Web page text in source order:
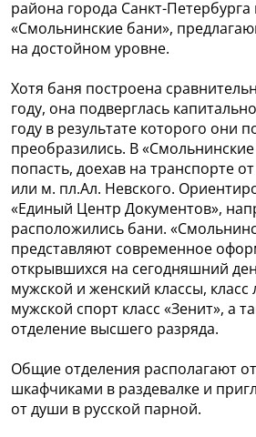
района города Санкт-
«Смольнинские бани»,
на достойном уровне.
Хотя баня построена
году, она подверглась
году в результате которого они
преобразились. В
попасть, доехав на транспорте
или м. пл.Ал. Невского.
«Единый Центр Документов»,
расположились бани.
представляют современное
открывшихся на сегодняшний
мужской и женский классы,
мужской спорт класс «Зенит», а
отделение высшего разряда.
Общие отделения располагают
шкафчиками в раздевалке и
от души в русской парной.